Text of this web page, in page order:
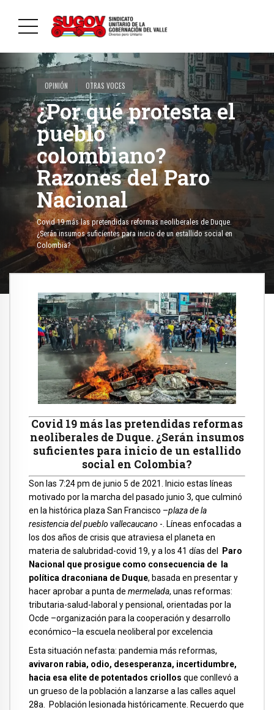
OPINIÓN OTRAS VOCES
¿Por qué protesta el
pueblo
colombiano?
Razones del Paro
Nacional
Covid 19 más las pretendidas reformas neoliberales de Duque.
¿Serán insumos suficientes para inicio de un estallido social en
Colombia?
Covid 19 más las pretendidas reformas
neoliberales de Duque. ¿Serán insumos
suficientes para inicio de un estallido
social en Colombia?
Son las 7:24 pm de junio 5 de 2021. Inicio estas líneas
motivado por la marcha del pasado junio 3, que culminó
en la histórica plaza San Francisco –plaza de la
resistencia del pueblo vallecaucano -. Líneas enfocadas a
los dos años de crisis que atraviesa el planeta en
materia de salubridad-covid 19, y a los 41 días del
Paro
Nacional que prosigue como consecuencia de la
política draconiana de Duque, basada en presentar y
hacer aprobar a punta de mermelada, unas reformas:
tributaria-salud-laboral y pensional, orientadas por la
Ocde –organización para la cooperación y desarrollo
económico–la escuela neoliberal por excelencia
Esta situación nefasta: pandemia más reformas,
avivaron rabia, odio, desesperanza, incertidumbre,
hacia esa elite de potentados criollos que conllevó a
un grueso de la población a lanzarse a las calles aquel
28a. Población lesionada históricamente. Recuerdo que